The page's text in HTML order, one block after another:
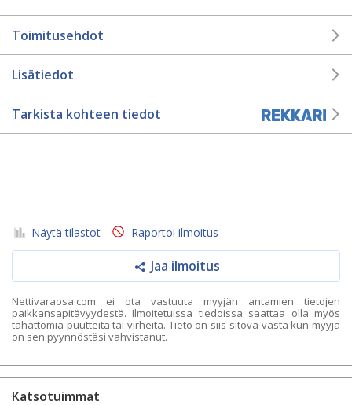
Toimitusehdot
Lisätiedot
Tarkista kohteen tiedot
Näytä tilastot Raportoi ilmoitus
Jaa ilmoitus
Nettivaraosa.com ei ota vastuuta myyjän antamien tietojen
paikkansapitävyydestä. Ilmoitetuissa tiedoissa saattaa olla myös
tahattomia puutteita tai virheitä. Tieto on siis sitova vasta kun myyjä
on sen pyynnöstäsi vahvistanut.
Katsotuimmat